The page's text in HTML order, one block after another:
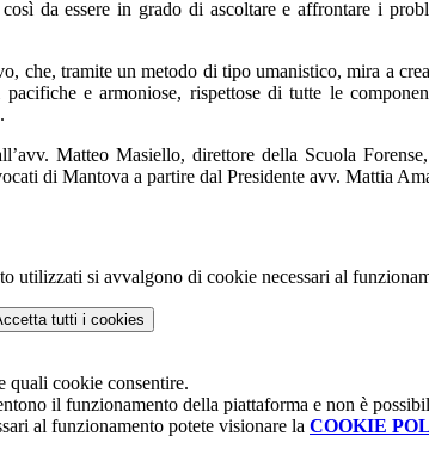
da essere in grado di ascoltare e affrontare i
che, tramite un metodo di tipo umanistico, mira a
pacifiche e armoniose, rispettose di tutte le
Matteo Masiello, direttore della Scuola
di Mantova a partire dal Presidente avv. Mattia
utilizzati si avvalgono di cookie necessari al
tutti i cookies
quali cookie consentire.
il funzionamento della piattaforma e non è
al funzionamento potete visionare la COOKIE